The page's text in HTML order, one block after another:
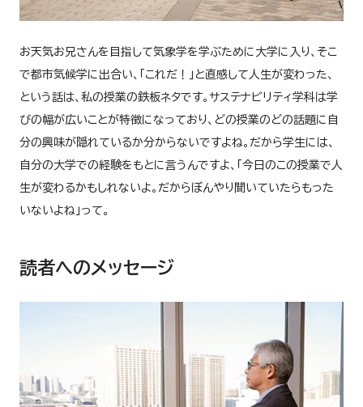
お天気お兄さんを目指して気象学を学ぶために大学に入り、そこ
で都市気候学に出合い、「これだ！」と直感して人生が変わった、
という話は、私の授業の鉄板ネタです。サステナビリティ学科は学
びの幅が広いことが特徴になっており、どの授業のどの話題に自
分の興味が隠れているか分からないですよね。だから学生には、
自分の大学での経験をもとに言うんですよ、「今日のこの授業で人
生が変わるかもしれないよ。だからぼんやり聞いていたらもった
いないよね」って。
読者へのメッセージ